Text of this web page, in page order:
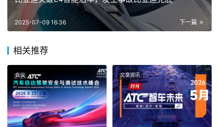
2022年10月31日，Stellantis宣布，广汽菲克、广汽集
团和Stellantis的股东已批准一项决议，授权广汽菲克在亏
下一篇
2025-07-09 16:36
相关推荐
会议 文章资讯